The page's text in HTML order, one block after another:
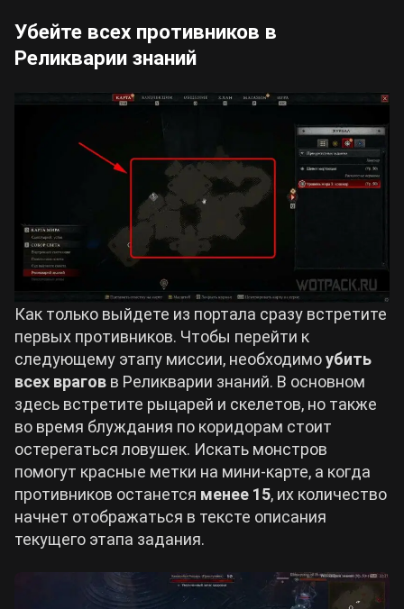
Убейте всех противников в
Реликварии знаний
Как только выйдете из портала сразу встретите
первых противников. Чтобы перейти к
следующему этапу миссии, необходимоубить
всех врагов в Реликварии знаний. В основном
здесь встретите рыцарей и скелетов, но также
во время блуждания по коридорам стоит
остерегаться ловушек. Искать монстров
помогут красные метки на мини-карте, а когда
противников останется менее 15, их количество
начнет отображаться в тексте описания
текущего этапа задания.